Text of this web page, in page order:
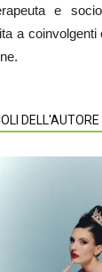
e
a
DELL'AUTORE